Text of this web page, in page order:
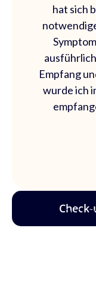
hat sich
Empfang
wurde ich